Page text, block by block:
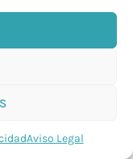
Aviso Legal
te
de
de
mira tu